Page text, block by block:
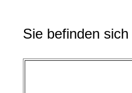
Sie befinden